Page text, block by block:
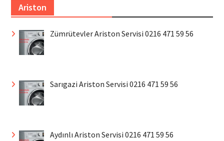
Ariston
Zümrütevler Ariston Servisi 0216 471 59 56
Sarıgazi Ariston Servisi 0216 471 59 56
Aydınlı Ariston Servisi 0216 471 59 56